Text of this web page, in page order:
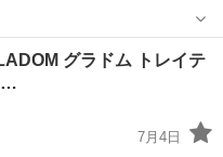
サイドテーブル
グラドム トレイテ
…
7月4日